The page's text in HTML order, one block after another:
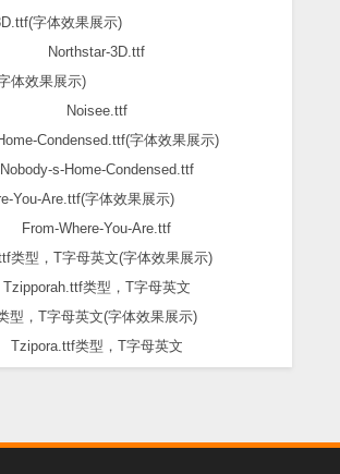
Northstar-3D.ttf
Noisee.ttf
Nobody-s-Home-Condensed.ttf
From-Where-You-Are.ttf
Tzipporah.ttf类型，T字母英文
Tzipora.ttf类型，T字母英文